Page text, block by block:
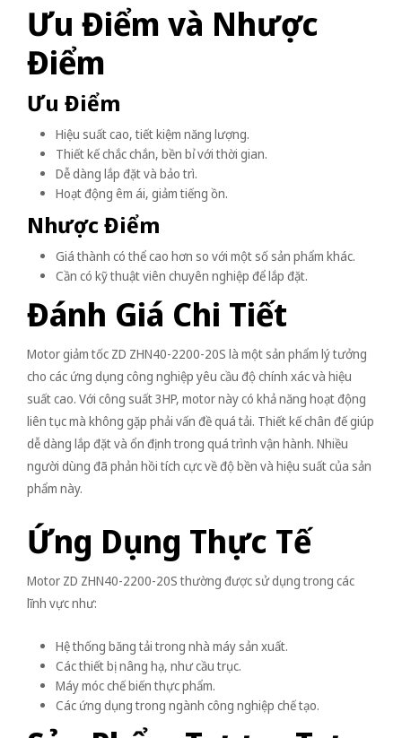
Ưu Điểm và Nhược
Điểm
Ưu Điểm
Hiệu suất cao, tiết kiệm năng lượng.
Thiết kế chắc chắn, bền bỉ với thời gian.
Dễ dàng lắp đặt và bảo trì.
Hoạt động êm ái, giảm tiếng ồn.
Nhược Điểm
Giá thành có thể cao hơn so với một số sản phẩm khác.
Cần có kỹ thuật viên chuyên nghiệp để lắp đặt.
Đánh Giá Chi Tiết
Motor giảm tốc ZD ZHN40-2200-20S là một sản phẩm lý tưởng
cho các ứng dụng công nghiệp yêu cầu độ chính xác và hiệu
suất cao. Với công suất 3HP, motor này có khả năng hoạt động
liên tục mà không gặp phải vấn đề quá tải. Thiết kế chân đế giúp
dễ dàng lắp đặt và ổn định trong quá trình vận hành. Nhiều
người dùng đã phản hồi tích cực về độ bền và hiệu suất của sản
phẩm này.
Ứng Dụng Thực Tế
Motor ZD ZHN40-2200-20S thường được sử dụng trong các
lĩnh vực như:
Hệ thống băng tải trong nhà máy sản xuất.
Các thiết bị nâng hạ, như cầu trục.
Máy móc chế biến thực phẩm.
Các ứng dụng trong ngành công nghiệp chế tạo.